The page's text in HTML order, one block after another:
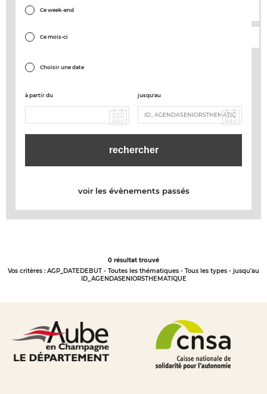
Ce week-end
Ce mois-ci
Choisir une date
à partir du jusqu'au
voir les évènements passés
0 résultat trouvé
Vos critères : AGP_DATEDEBUT - Toutes les thématiques - Tous les types - jusqu'au
ID_AGENDASENIORSTHEMATIQUE